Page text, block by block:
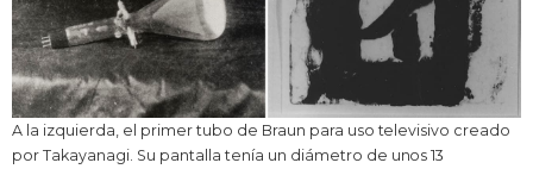
A la izquierda, el primer tubo de Braun para uso televisivo creado
por Takayanagi. Su pantalla tenía un diámetro de unos 13